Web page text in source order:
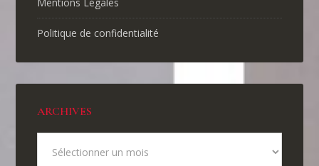
Mentions Légales
Politique de confidentialité
ARCHIVES